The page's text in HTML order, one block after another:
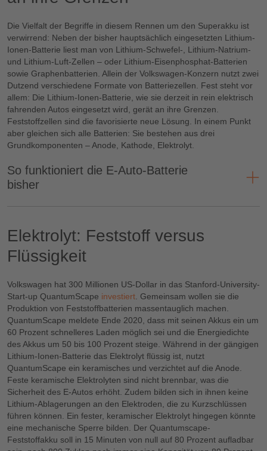
Die Vielfalt der Begriffe in diesem Rennen um den Superakku ist
verwirrend: Neben der bisher hauptsächlich eingesetzten Lithium-
Ionen-Batterie liest man von Lithium-Schwefel-, Lithium-Natrium-
und Lithium-Luft-Zellen – oder Lithium-Eisenphosphat-Batterien
sowie Graphenbatterien. Allein der Volkswagen-Konzern nutzt zwei
Dutzend verschiedene Formate von Batteriezellen. Fest steht vor
allem: Die Lithium-Ionen-Batterie, wie sie derzeit in rein elektrisch
fahrenden Autos eingesetzt wird, gerät an ihre Grenzen.
Feststoffzellen sind die favorisierte neue Lösung. In einem Punkt
aber gleichen sich alle Batterien: Sie bestehen aus drei
Grundkomponenten – Anode, Kathode, Elektrolyt.
So funktioniert die E-Auto-Batterie
bisher
Fährt das Auto und die Batterie wird dabei entladen, reisen die
Ionen von der Anode durch einen Separator zur positiven Kathode
– dem Gegenpol der Anode. Es fließt Strom. Der Separator
befinden sich in einem Medium, das Strom leitet, dem Elektrolyten.
Der ist in der Regel flüssig, kann aber auch gelartig oder fest sein.
Damit die Batteriezellen nicht überhitzen, werden sie durch ein
Thermomanagement bei Bedarf heruntergekühlt.
Elektrolyt: Feststoff versus
Flüssigkeit
Volkswagen hat 300 Millionen US-Dollar in das Stanford-University-
Start-up QuantumScape investiert. Gemeinsam wollen sie die
Produktion von Feststoffbatterien massentauglich machen.
QuantumScape meldete Ende 2020, dass mit seinen Akkus ein um
60 Prozent schnelleres Laden möglich sei und die Energiedichte
des Akkus um 50 bis 100 Prozent steige. Während in der gängigen
Lithium-Ionen-Batterie das Elektrolyt flüssig ist, nutzt
QuantumScape ein keramisches und verzichtet auf die Anode.
Feste keramische Elektrolyten sind nicht brennbar, was die
Sicherheit des E-Autos erhöht. Zudem bilden sich in ihnen keine
Lithium-Ablagerungen an den Elektroden, die zu Kurzschlüssen
führen können. Ein fester, keramischer Elektrolyt hingegen könnte
eine mechanische Sperre bilden. Der Quantumscape-
Feststoffakku soll in 15 Minuten von null auf 80 Prozent aufladbar